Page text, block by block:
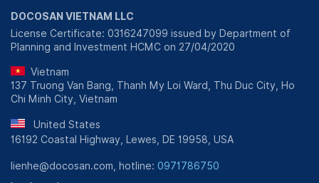
DOCOSAN VIETNAM LLC
License Certificate: 0316247099 issued by Department of
Planning and Investment HCMC on 27/04/2020
Vietnam
137 Truong Van Bang, Thanh My Loi Ward, Thu Duc City, Ho
Chi Minh City, Vietnam
United States
16192 Coastal Highway, Lewes, DE 19958, USA
lienhe@docosan.com, hotline: 0971786750